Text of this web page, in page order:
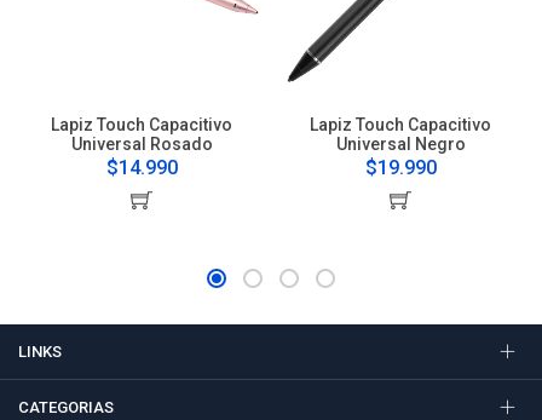
Lapiz Touch Capacitivo
Universal Rosado
$14.990
Lapiz Touch Capacitivo
Universal Negro
$19.990
LINKS
CATEGORIAS